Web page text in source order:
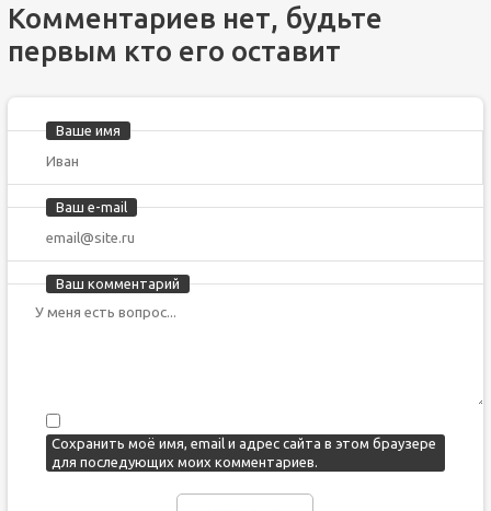
Комментариев нет, будьте
первым кто его оставит
Ваше имя
Ваш e-mail
Ваш комментарий
Сохранить моё имя, email и адрес сайта в этом браузере
для последующих моих комментариев.